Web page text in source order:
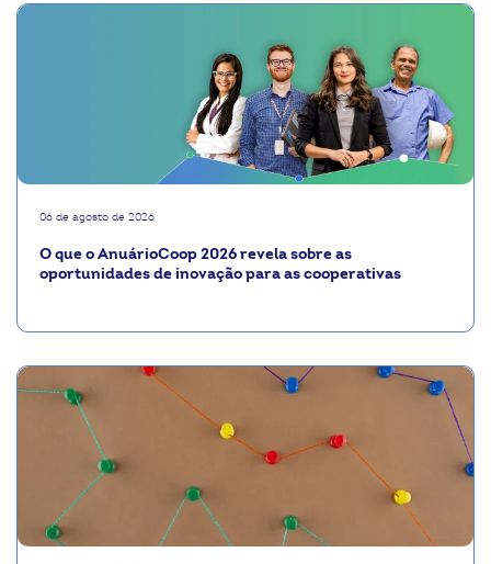
06 de agosto de 2026
O que o AnuárioCoop 2026 revela sobre as
oportunidades de inovação para as cooperativas